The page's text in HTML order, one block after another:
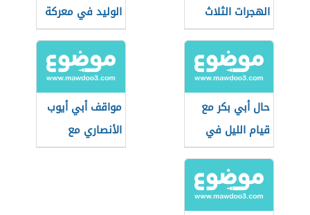
الهجرات الثلاث
الوليد في معركة
مؤتة
حال أبي بكر مع
قيام الليل في
رمضان
مواقف أبي أيوب
الأنصاري مع
الرسول الكريم